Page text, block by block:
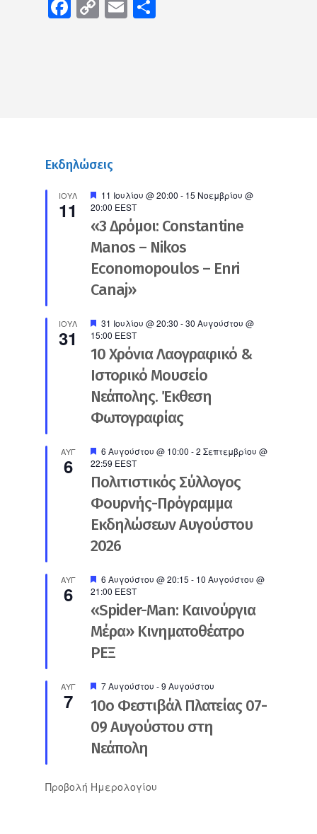
Facebook
CopyEmail
Εκδηλώσεις
ΙΟΎΛ
11
Προτεινόμενο
11 Ιουλίου @ 20:00 - 15 Νοεμβρίου @
20:00 EEST
«3 Δρόμοι: Constantine
Manos – Nikos
Economopoulos – Enri
Canaj»
ΙΟΎΛ
31
Προτεινόμενο
31 Ιουλίου @ 20:30 -30 Αυγούστου @
15:00 EEST
10 Χρόνια Λαογραφικό &
Ιστορικό Μουσείο
Νεάπολης. Έκθεση
Φωτογραφίας
ΑΥΓ
6
Προτεινόμενο
6 Αυγούστου @ 10:00 -2 Σεπτεμβρίου @
22:59 EEST
Πολιτιστικός Σύλλογος
Φουρνής-Πρόγραμμα
Εκδηλώσεων Αυγούστου
2026
ΑΥΓ
6
Προτεινόμενο
6 Αυγούστου @ 20:15 - 10 Αυγούστου @
21:00 EEST
«Spider-Man: Καινούργια
Μέρα» Κινηματοθέατρο
ΡΕΞ
ΑΥΓ
7
Προτεινόμενο
7 Αυγούστου -9 Αυγούστου
10ο Φεστιβάλ Πλατείας 07-
09 Αυγούστου στη
Νεάπολη
Προβολή Ημερολογίου